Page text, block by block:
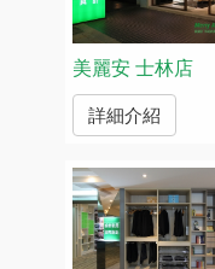
美麗安 士林店
詳細介紹